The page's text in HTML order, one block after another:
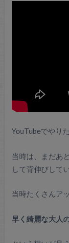
YouTubeでやり
当時は、まだあ
して背伸びして
当時たくさんア
早く綺麗な大人